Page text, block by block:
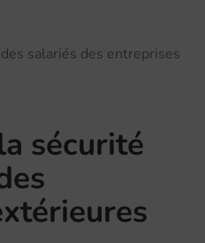
salariés des entreprises
sécurité